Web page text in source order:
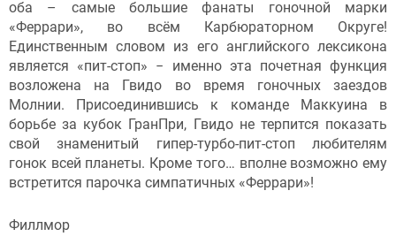
оба – самые большие фанаты гоночной марки
«Феррари», во всём Карбюраторном Округе!
Единственным словом из его английского лексикона
является «пит-стоп» − именно эта почетная функция
возложена на Гвидо во время гоночных заездов
Молнии. Присоединившись к команде Маккуина в
борьбе за кубок ГранПри, Гвидо не терпится показать
свой знаменитый гипер-турбо-пит-стоп любителям
гонок всей планеты. Кроме того… вполне возможно ему
встретится парочка симпатичных «Феррари»!
Филлмор